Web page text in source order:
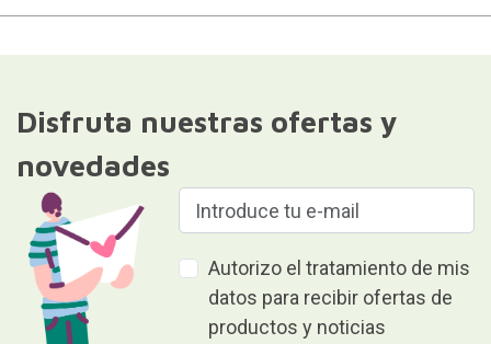
Disfruta nuestras ofertas y
novedades
Autorizo el tratamiento de mis
datos para recibir ofertas de
productos y noticias